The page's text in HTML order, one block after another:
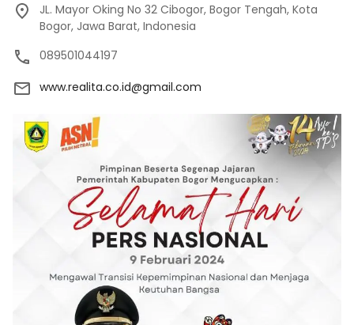
JL. Mayor Oking No 32 Cibogor, Bogor Tengah, Kota
Bogor, Jawa Barat, Indonesia
089501044197
www.realita.co.id@gmail.com